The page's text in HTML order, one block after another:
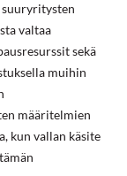
valtaa
sekä
muihin
määritelmien
kun vallan käsite